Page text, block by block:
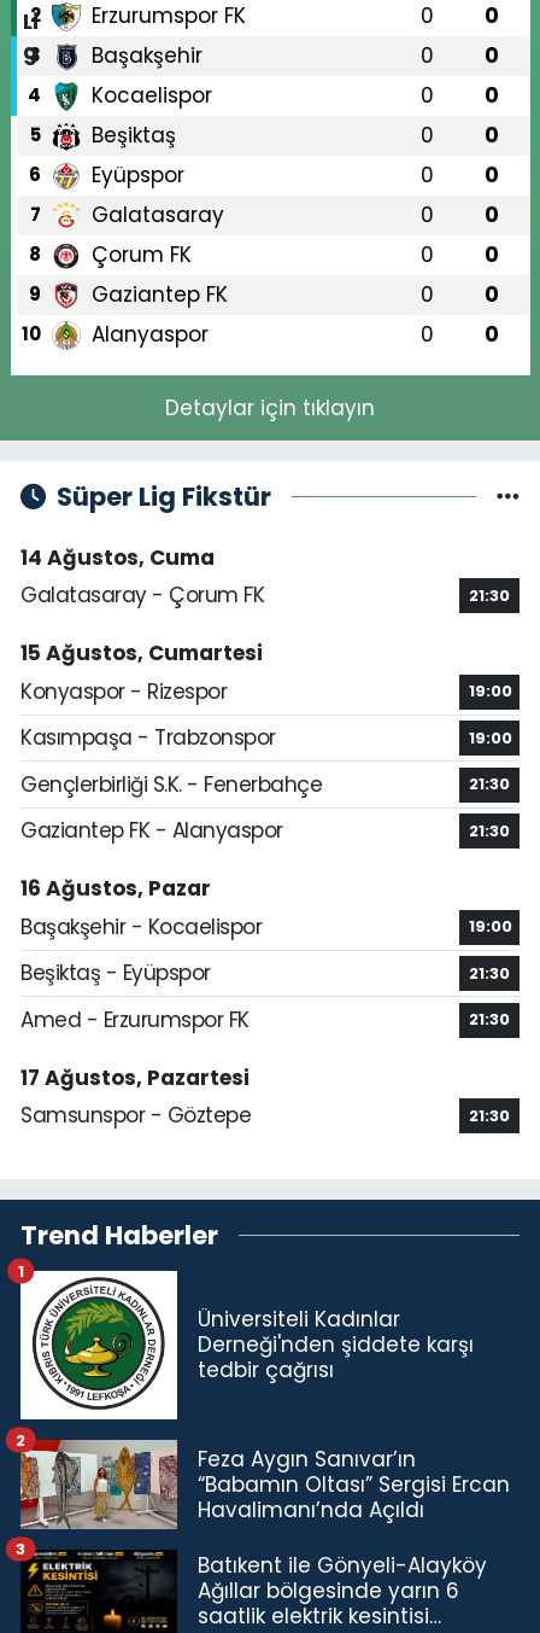
2 Erzurumspor FK 0 0
3 Başakşehir 0 0
4 Kocaelispor 0 0
5 Beşiktaş 0 0
6 Eyüpspor 0 0
7 Galatasaray 0 0
8 Çorum FK 0 0
9 Gaziantep FK 0 0
10 Alanyaspor 0 0
Detaylar için tıklayın
Süper Lig Fikstür
14 Ağustos, Cuma
Galatasaray - Çorum FK
21:30
15 Ağustos, Cumartesi
Konyaspor - Rizespor
19:00
Kasımpaşa - Trabzonspor 19:00
Gençlerbirliği S.K. - Fenerbahçe 21:30
Gaziantep FK - Alanyaspor 21:30
16 Ağustos, Pazar
Başakşehir - Kocaelispor
19:00
Beşiktaş - Eyüpspor 21:30
Amed - Erzurumspor FK 21:30
17 Ağustos, Pazartesi
Samsunspor - Göztepe
21:30
Trend Haberler
Üniversiteli Kadınlar
Derneği'nden şiddete karşı
tedbir çağrısı
1
Feza Aygın Sanıvar’ın
“Babamın Oltası” Sergisi Ercan
Havalimanı’nda Açıldı
2
Batıkent ile Gönyeli-Alayköy
Ağıllar bölgesinde yarın 6
saatlik elektrik kesintisi…
3